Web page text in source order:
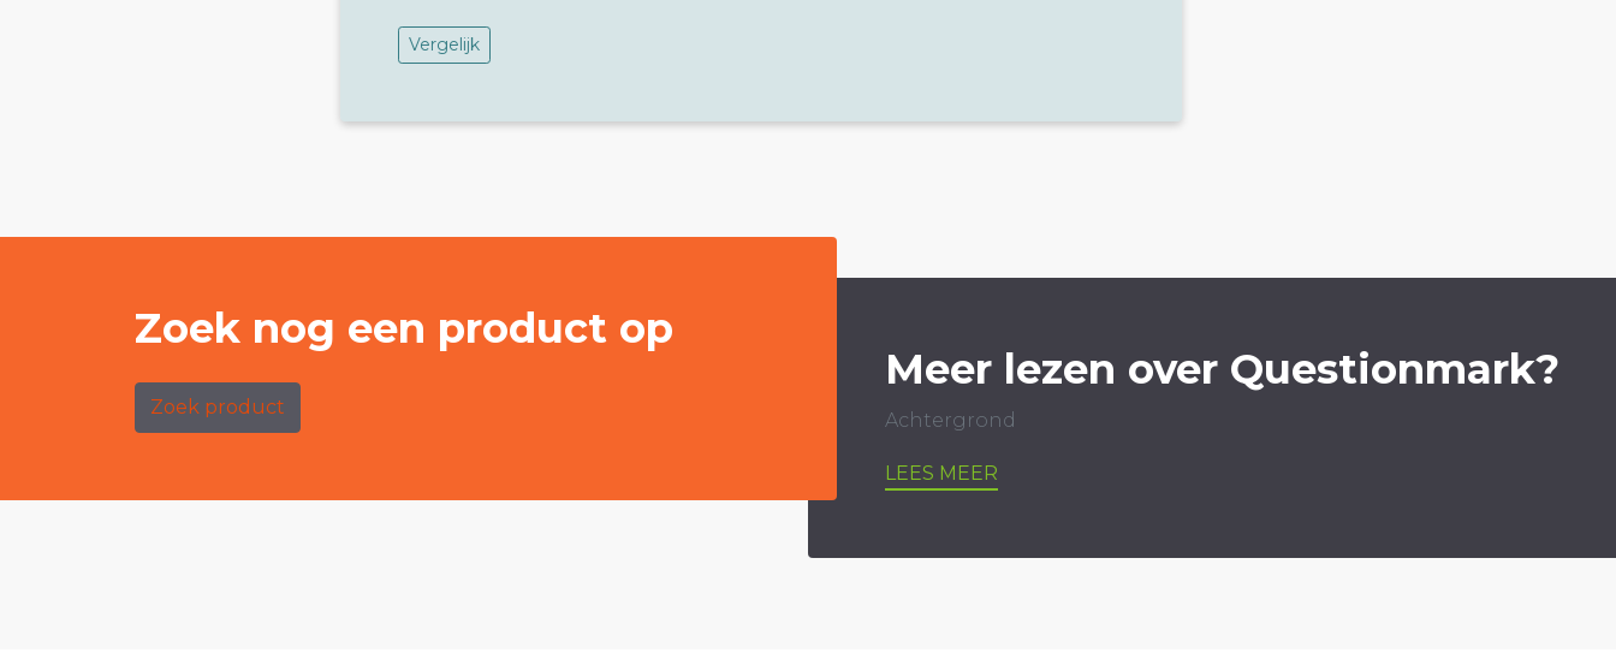
Vergelijk
Zoek nog een product op
Zoek product
Meer lezen over Questionmark?
Achtergrond
LEES MEER